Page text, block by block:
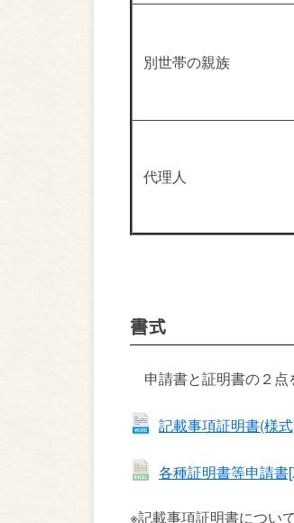
別世帯の親族
代理人
書式
申請書と証明書の２点
記載事項証明書(様
各種証明書等申請
※記載事項証明書につい